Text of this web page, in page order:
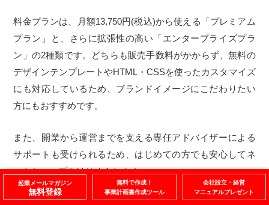
料金プランは、月額13,750円(税込)から使える「プレミアム
プラン」と、さらに拡張性の高い「エンタープライズプラ
ン」の2種類です。どちらも販売手数料がかからず、無料の
デザインテンプレートやHTML・CSSを使ったカスタマイズ
にも対応しているため、ブランドイメージにこだわりたい
方にもおすすめです。
また、開業から運営までを支える専任アドバイザーによる
サポートも受けられるため、はじめての方でも安心してネ
ットショップをはじめられます。
参考：MakeShop
起業メールマガジン
無料登録
無料で作成！
事業計画書作成ツール
会社設立・経営
マニュアルプレゼント